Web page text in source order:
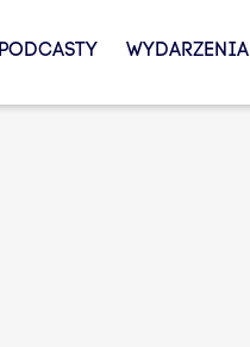
PODCASTY WYDARZENIA